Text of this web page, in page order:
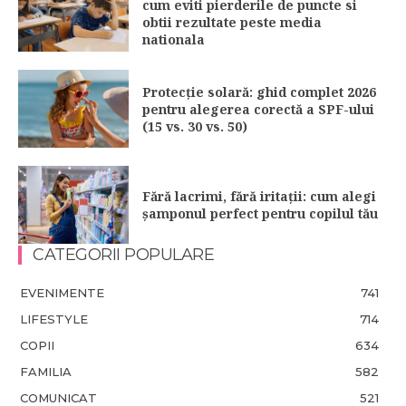
cum eviti pierderile de puncte si
obtii rezultate peste media
nationala
Protecție solară: ghid complet 2026
pentru alegerea corectă a SPF-ului
(15 vs. 30 vs. 50)
Fără lacrimi, fără iritații: cum alegi
șamponul perfect pentru copilul tău
CATEGORII POPULARE
EVENIMENTE
741
LIFESTYLE
714
COPII
634
FAMILIA
582
COMUNICAT
521